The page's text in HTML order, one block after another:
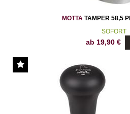
MOTTATAMPER 58,5
SOFORT
ab 19,90€